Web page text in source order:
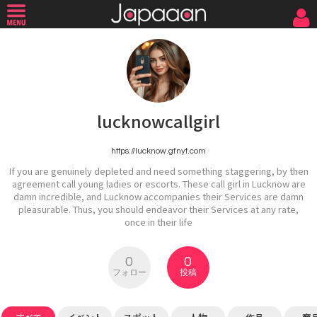
lucknowcallgirl
https://lucknow.gfnyt.com
If you are genuinely depleted and need something staggering, by then
agreement call young ladies or escorts. These call girl in Lucknow are
damn incredible, and Lucknow accompanies their Services are damn
pleasurable. Thus, you should endeavor their Services at any rate,
once in their life
0
フォロー
0
投稿